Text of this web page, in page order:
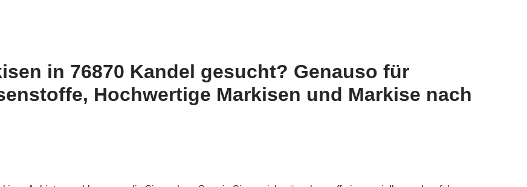
in 76870 Kandel gesucht? Genauso für
Hochwertige Markisen und Markise nach